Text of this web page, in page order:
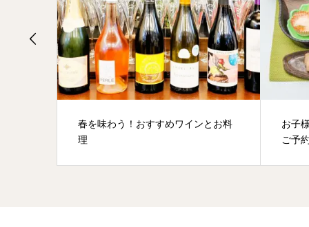
春を味わう！おすすめワインとお料
理
お子
ご予